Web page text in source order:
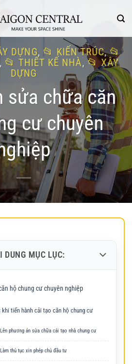
DỰNG, KIẾN TRÚC,
, THIẾT KẾ NHÀ,
XÂY
DỰNG
sửa chữa căn
cư chuyên
DUNG MỤC LỤC:
hộ chung cư chuyên nghiệp
khi tiến hành cải tạo căn hộ chung cư
Lên phương án sửa chữa cải tạo nhà chung cư
Làm thủ tục xin phép chủ đầu tư